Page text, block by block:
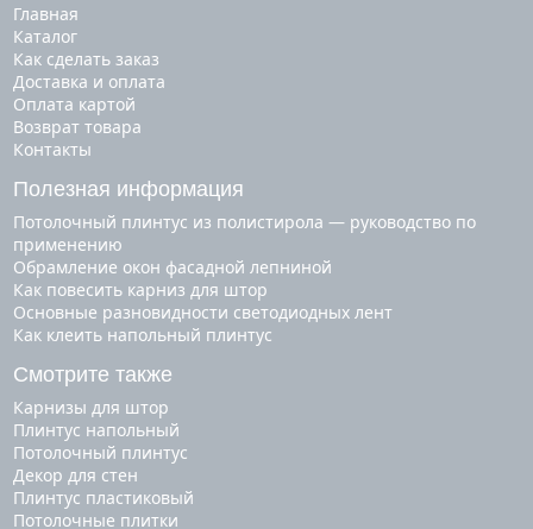
Главная
Каталог
Как сделать заказ
Доставка и оплата
Оплата картой
Возврат товара
Контакты
Полезная информация
Потолочный плинтус из полистирола — руководство по
применению
Обрамление окон фасадной лепниной
Как повесить карниз для штор
Основные разновидности светодиодных лент
Как клеить напольный плинтус
Смотрите также
карнизы для штор
плинтус напольный
потолочный плинтус
декор для стен
плинтус пластиковый
потолочные плитки